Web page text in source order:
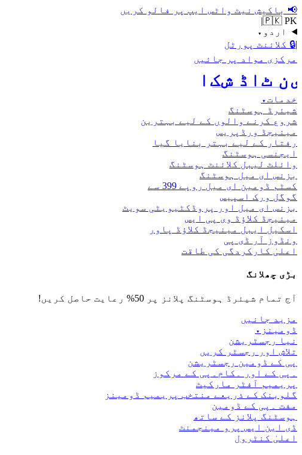
📢 باکیش نیٹ واٹس ایپ پر فالو کریں
🇵🇰 PK
|
اردو ▾
|
🔒 کلائنٹ پورٹل
مرکزی مواد پر جائیں
ڈاٹ نیٹ
خدمات▾
شیئرڈ ہوسٹنگ
شروع کرنے والوں کے لیے بہترین
مینیجڈ ورڈپریس
رفتار کے لیے بہتر بنایا گیا
ایجنسی ہوسٹنگ
وائلٹ لیبل کلائنٹ ہوسٹنگ
بزنس ای میل ہوسٹنگ
کسٹم ڈومین ای میل روپے 399 سے
گوگل ورک اسپیس
بزنس ای میل اور پروڈکٹیویٹی سویٹ
مینیجڈ کلاؤڈ وی پی ایس
اسکیل ایبل مینیجڈ کلاؤڈ پاور
ونڈوز آر ڈی پی
اعلیٰ کارکردگی کی طاقت
بڑی چھلانگ
آج تمام شیئرڈ ہوسٹنگ پلانز پر 50% رعایت حاصل کریں!
مزید جانیں
ڈومینز ▾
نیا رجسٹریشن
تلاش اور رجسٹر کریں
پی کے ڈومین رجسٹریشن
۔پی کے اور ۔کام۔پی کے مرکوز
پریمیم آفٹر مارکیٹ
گلوبنک کے ذریعے منتخب پریمیم ڈومینز
مفت ۔پی کے ڈومین
ہوسٹنگ پلانز کے ساتھ
ڈی این ایس پرو مینجمنٹ
اعلیٰ کنٹرول